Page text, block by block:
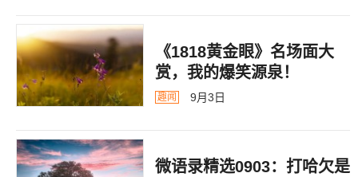
《1818黄金眼》名场面大
赏，我的爆笑源泉！
趣闻 9月3日
微语录精选0903：打哈欠是